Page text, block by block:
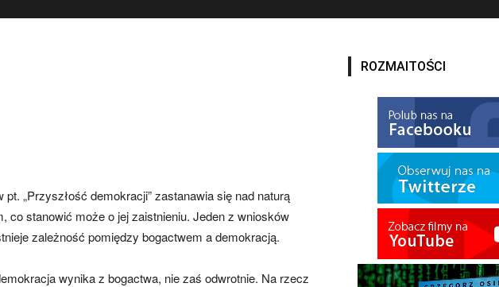
„Przyszłość demokracji” zastanawia się nad naturą
co stanowić może o jej zaistnieniu. Jeden z wniosków
zależność pomiędzy bogactwem a demokracją.
wynika z bogactwa, nie zaś odwrotnie. Na rzecz
ROZMAITOŚCI